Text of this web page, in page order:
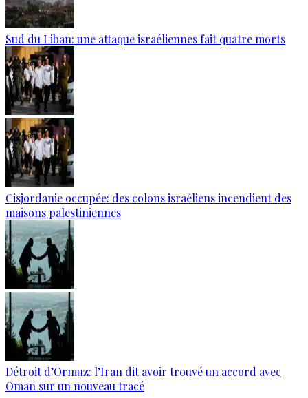
Sud du Liban: une attaque israéliennes fait quatre morts
Cisjordanie occupée: des colons israéliens incendient des
maisons palestiniennes
Détroit d’Ormuz: l’Iran dit avoir trouvé un accord avec
Oman sur un nouveau tracé